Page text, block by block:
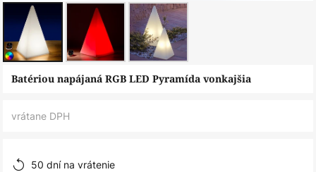
Preskočiť
Batériou napájaná RGB LED Pyramída vonkajšia
vrátane DPH
50 dní na vrátenie